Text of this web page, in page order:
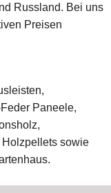
Russland. Bei uns
Preisen
Paneele,
Holzpellets sowie